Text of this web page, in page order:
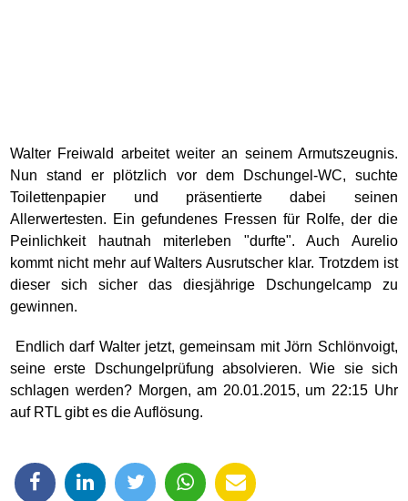
Walter Freiwald arbeitet weiter an seinem Armutszeugnis.
Nun stand er plötzlich vor dem Dschungel-WC, suchte
Toilettenpapier und präsentierte dabei seinen
Allerwertesten. Ein gefundenes Fressen für Rolfe, der die
Peinlichkeit hautnah miterleben "durfte". Auch Aurelio
kommt nicht mehr auf Walters Ausrutscher klar. Trotzdem ist
dieser sich sicher das diesjährige Dschungelcamp zu
gewinnen.
Endlich darf Walter jetzt, gemeinsam mit Jörn Schlönvoigt,
seine erste Dschungelprüfung absolvieren. Wie sie sich
schlagen werden? Morgen, am 20.01.2015, um 22:15 Uhr
auf RTL gibt es die Auflösung.